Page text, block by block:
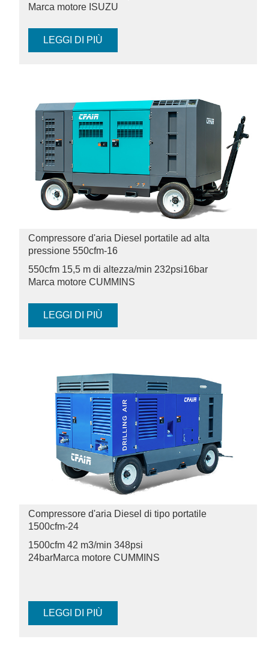
Marca motore ISUZU
LEGGI DI PIÙ
Compressore d'aria Diesel portatile ad alta
pressione 550cfm-16
550cfm 15,5 m di altezza/min 232psi16bar
Marca motore CUMMINS
LEGGI DI PIÙ
Compressore d'aria Diesel di tipo portatile
1500cfm-24
1500cfm 42 m3/min 348psi
24barMarca motore CUMMINS
LEGGI DI PIÙ